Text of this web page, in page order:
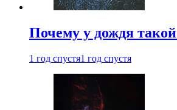
Почему у дождя
1 год спустя1 год спустя